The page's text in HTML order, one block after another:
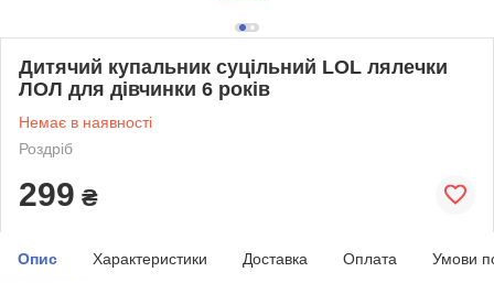
Дитячий купальник суцільний LOL лялечки
ЛОЛ для дівчинки 6 років
Немає в наявності
Роздріб
299 ₴
Опис Характеристики Доставка Оплата Умови